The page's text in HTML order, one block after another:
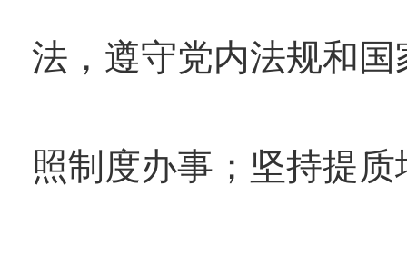
法，遵守党内法规和
照制度办事；坚持提